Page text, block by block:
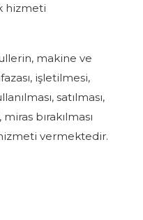
hizmeti
makine ve
işletilmesi,
satılması,
bırakılması
vermektedir.